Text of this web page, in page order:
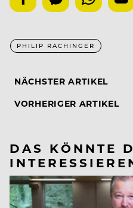
PHILIP RACHINGER
NÄCHSTER ARTIKEL
VORHERIGER ARTIKEL
DAS KÖNNTE